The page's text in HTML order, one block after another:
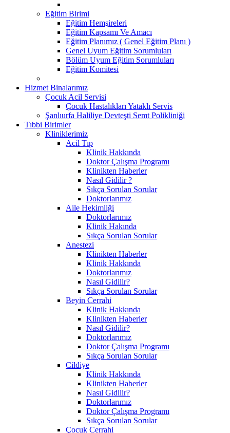
Eğitim Birimi
Eğitim Hemşireleri
Eğitim Kapsamı Ve Amacı
Eğitim Planımız ( Genel Eğitim Planı )
Genel Uyum Eğitim Sorumluları
Bölüm Uyum Eğitim Sorumluları
Eğitim Komitesi
Hizmet Binalarımız
Çocuk Acil Servisi
Çocuk Hastalıkları Yataklı Servis
Şanlıurfa Haliliye Devteşti Semt Polikliniği
Tıbbi Birimler
Kliniklerimiz
Acil Tıp
Klinik Hakkında
Doktor Çalışma Programı
Klinikten Haberler
Nasıl Gidilir ?
Sıkça Sorulan Sorular
Doktorlarımız
Aile Hekimliği
Doktorlarımız
Klinik Hakında
Sıkça Sorulan Sorular
Anestezi
Klinikten Haberler
Klinik Hakkında
Doktorlarımız
Nasıl Gidilir?
Sıkça Sorulan Sorular
Beyin Cerrahi
Klinik Hakkında
Klinikten Haberler
Nasıl Gidilir?
Doktorlarımız
Doktor Çalışma Programı
Sıkça Sorulan Sorular
Cildiye
Klinik Hakkında
Klinikten Haberler
Nasıl Gidilir?
Doktorlarımız
Doktor Çalışma Programı
Sıkça Sorulan Sorular
Çocuk Cerrahi